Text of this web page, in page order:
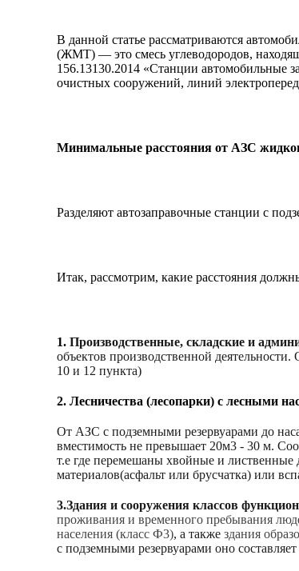
В данной статье рассматриваются
(ЖМТ) — это смесь углеводородов,
156.13130.2014 «Станции автомобильные
очистных сооружений, линий
Минимальные расстояния от АЗС
Разделяют автозаправочные станции с
Итак, рассмотрим, какие расстояния
1.Производственные, складские и
объектов производственной
10 и 12 пункта)
2.Лесничества (лесопарки) с лесными
От АЗС с подземными резервуарами до
вместимость не превышает 20м3 - 30 м.
т.е где перемешаны хвойные и лиственные
материалов(асфальт или брусчатка) или
3.Здания и сооружения классов
проживания и временного пребывания
населения (класс Ф3), а такжездания
с подземными резервуарами оно